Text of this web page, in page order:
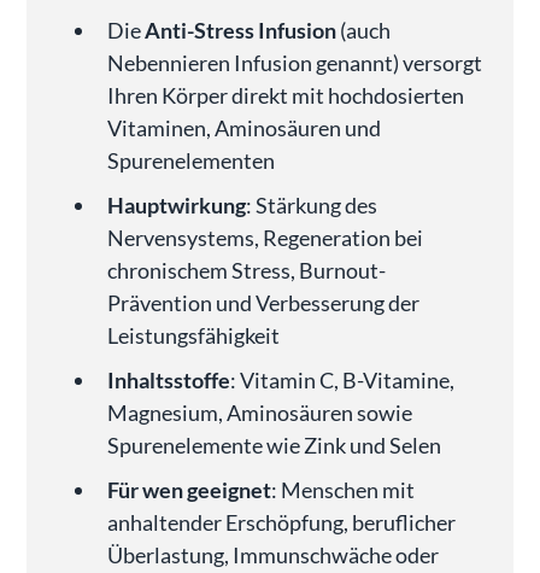
DieAnti-Stress Infusion(auch
Nebennieren Infusion genannt) versorgt
Ihren Körper direkt mit hochdosierten
Vitaminen, Aminosäuren und
Spurenelementen
Hauptwirkung: Stärkung des
Nervensystems, Regeneration bei
chronischem Stress, Burnout-
Prävention und Verbesserung der
Leistungsfähigkeit
Inhaltsstoffe: Vitamin C, B-Vitamine,
Magnesium, Aminosäuren sowie
Spurenelemente wie Zink und Selen
Für wen geeignet: Menschen mit
anhaltender Erschöpfung, beruflicher
Überlastung, Immunschwäche oder